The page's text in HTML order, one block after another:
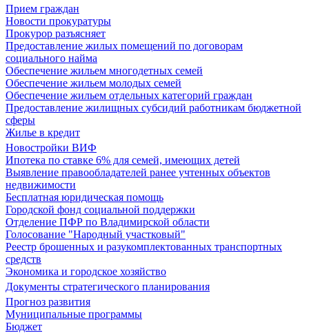
Прием граждан
Новости прокуратуры
Прокурор разъясняет
Предоставление жилых помещений по договорам
социального найма
Обеспечение жильем многодетных семей
Обеспечение жильем молодых семей
Обеспечение жильем отдельных категорий граждан
Предоставление жилищных субсидий работникам бюджетной
сферы
Жилье в кредит
Новостройки ВИФ
Ипотека по ставке 6% для семей, имеющих детей
Выявление правообладателей ранее учтенных объектов
недвижимости
Бесплатная юридическая помощь
Городской фонд социальной поддержки
Отделение ПФР по Владимирской области
Голосование "Народный участковый"
Реестр брошенных и разукомплектованных транспортных
средств
Экономика и городское хозяйство
Документы стратегического планирования
Прогноз развития
Муниципальные программы
Бюджет